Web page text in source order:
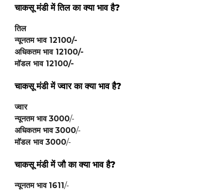
चाकसू मंडी में तिल का क्या भाव है?
तिल
न्यूनतम भाव 12100/-
अधिकतम भाव 12100/-
मॉडल भाव 12100/-
चाकसू मंडी में ज्वार का क्या भाव है?
ज्वार
न्यूनतम भाव 3000/-
अधिकतम भाव 3000/-
मॉडल भाव 3000/-
चाकसू मंडी में जौ का क्या भाव है?
न्यूनतम भाव 1611 /-